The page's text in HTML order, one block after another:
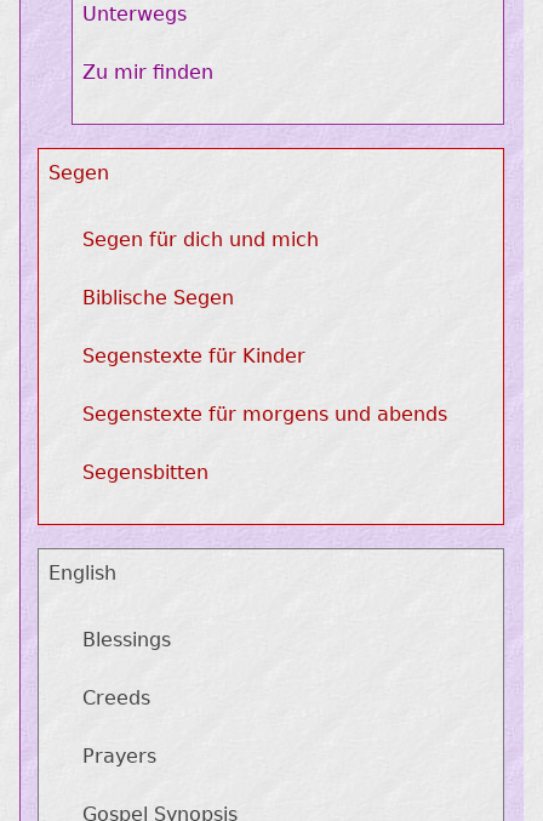
Unterwegs
Zu mir finden
Segen
Segen für dich und mich
Biblische Segen
Segenstexte für Kinder
Segenstexte für morgens und abends
Segensbitten
English
Blessings
Creeds
Prayers
Gospel Synopsis